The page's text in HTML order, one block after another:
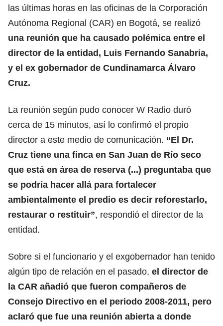
las últimas horas en las oficinas de la Corporación
Autónoma Regional (CAR) en Bogotá, se realizó
una reunión que ha causado polémica entre el
director de la entidad, Luis Fernando Sanabria,
y el ex gobernador de Cundinamarca Álvaro
Cruz.
La reunión según pudo conocer W Radio duró
cerca de 15 minutos, así lo confirmó el propio
director a este medio de comunicación. “El Dr.
Cruz tiene una finca en San Juan de Río seco
que está en área de reserva (...) preguntaba que
se podría hacer allá para fortalecer
ambientalmente el predio es decir reforestarlo,
restaurar o restituir”, respondió el director de la
entidad.
Sobre si el funcionario y el exgobernador han tenido
algún tipo de relación en el pasado, el director de
la CAR añadió que fueron compañeros de
Consejo Directivo en el periodo 2008-2011, pero
aclaró que fue una reunión abierta a donde